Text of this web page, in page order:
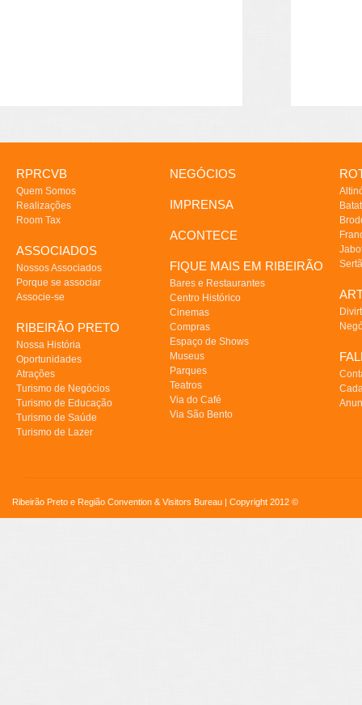
RPRCVB
Quem Somos
Realizações
Room Tax
ASSOCIADOS
Nossos Associados
Porque se associar
Associe-se
RIBEIRÃO PRETO
Nossa História
Oportunidades
Atrações
Turismo de Negócios
Turismo de Educação
Turismo de Saúde
Turismo de Lazer
NEGÓCIOS
IMPRENSA
ACONTECE
FIQUE MAIS EM RIBEIRÃO
Bares e Restaurantes
Centro Histórico
Cinemas
Compras
Espaço de Shows
Museus
Parques
Teatros
Via do Café
Via São Bento
Ribeirão Preto e Região Convention & Visitors Bureau | Copyright 2012 ©